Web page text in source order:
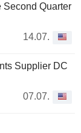
Second Quarter
14.07.
Supplier DC
07.07.